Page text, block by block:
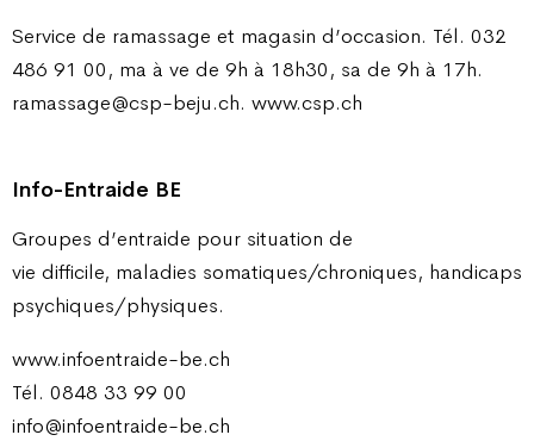
Service de ramassage et magasin d’occasion. Tél. 032
486 91 00, ma à ve de 9h à 18h30, sa de 9h à 17h.
ramassage@csp-beju.ch. www.csp.ch
Info-Entraide BE
Groupes d’entraide pour situation de
vie difficile, maladies somatiques/chroniques, handicaps
psychiques/physiques.
www.infoentraide-be.ch
Tél. 0848 33 99 00
info@infoentraide-be.ch